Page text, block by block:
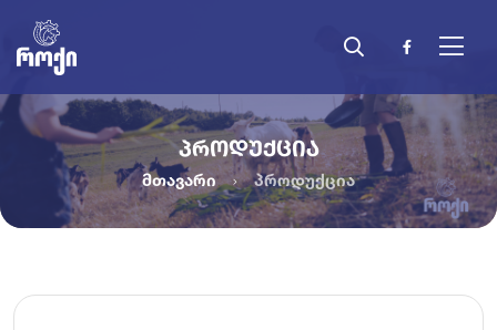
ᲞᲠᲝᲓᲣᲥᲪᲘᲐ
მთავარი პროდუქცია